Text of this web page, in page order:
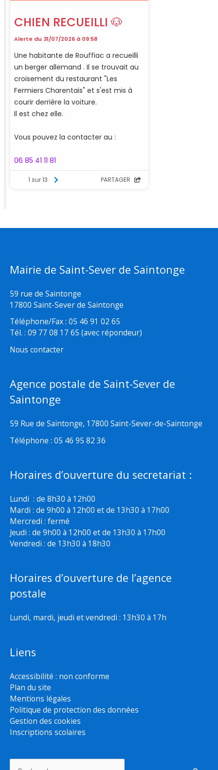
Mairie de Saint-Sever de Saintonge
59 rue de Saintonge
17800 Saint-Sever de Saintonge
Téléphone/Fax : 05 46 91 02 65
Tél. : 09 77 08 17 65 (avec répondeur)
Nous contacter
Agence postale de Saint-Sever de
Saintonge
59 Rue de Saintonge, 17800 Saint-Sever-de-Saintonge
Téléphone : 05 46 95 82 36
Horaires d’ouverture du secretariat :
Lundi : de 8h30 à 12h00
Mardi : de 9h00 à 12h00 et de 13h30 à 17h00
Mercredi : fermé
Jeudi : de 9h00 à 12h00 et de 13h30 à 17h00
Vendredi : de 13h30 à 18h30
Horaires d’ouverture de l’agence
postale
Lundi, mardi, jeudi et vendredi : 13h30 à 17h
Liens
Accessibilité : non conforme
Plan du site
Mentions légales
Politique de protection des données
Gestion des cookies
Inscriptions scolaires